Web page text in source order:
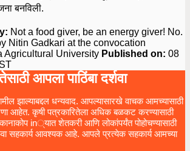
बनविली.
Not a food giver, be an energy giver! No.
Nitin Gadkari at the convocation
Agricultural University Published on: 08
आपला पाठिंबा दर्शवा
झाल्याबद्दल धन्यवाद. आपल्यासारखे वाचक आमच्यासाठी
आहेत. कृषी पत्रकारितेला अधिक बळकट करण्यासाठी
in्यात शेतकरी आणि लोकांपर्यंत पोहोचण्यासाठी
सहकार्य आवश्यक आहे. आपले प्रत्येक सहकार्य आमच्या